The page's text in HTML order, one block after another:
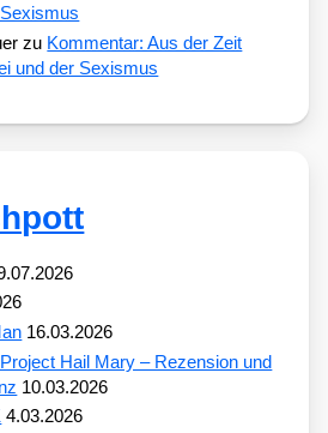
zu Kommentar: Aus der Zeit
und der Sexismus
16.03.2026
Hail Mary – Rezension und
10.03.2026
4.03.2026